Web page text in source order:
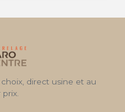
direct usine et au
prix.